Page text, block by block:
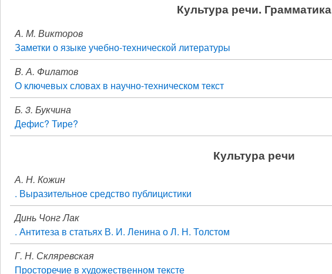
Культура речи. Грамматика
A. М. Викторов
Заметки о языке учебно-технической литературы
B. А. Филатов
О ключевых словах в научно-техническом текст
Б. 3. Букчина
Дефис? Тире?
Культура речи
А. Н. Кожин
. Выразительное средство публицистики
Динь Чонг Лак
. Антитеза в статьях В. И. Ленина о Л. Н. Толстом
Г. Н. Скляревская
Просторечие в художественном тексте